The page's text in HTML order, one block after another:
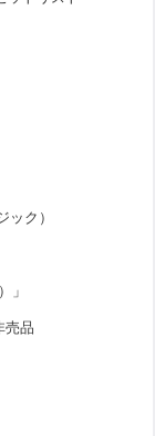
ック）
」
売品